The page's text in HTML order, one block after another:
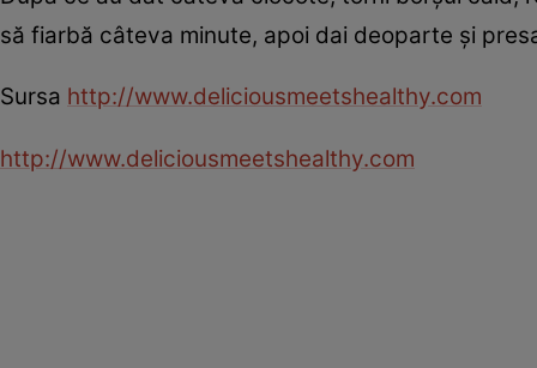
să fiarbă câteva minute, apoi dai deoparte şi
Sursa http://www.deliciousmeetshealthy.com
http://www.deliciousmeetshealthy.com